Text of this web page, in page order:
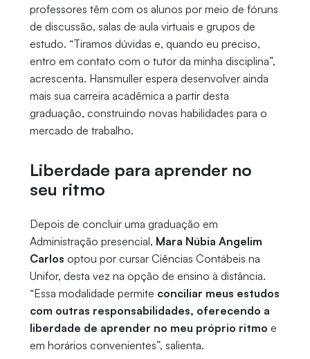
professores têm com os alunos por meio de fóruns
de discussão, salas de aula virtuais e grupos de
estudo. “Tiramos dúvidas e, quando eu preciso,
entro em contato com o tutor da minha disciplina”,
acrescenta. Hansmuller espera desenvolver ainda
mais sua carreira acadêmica a partir desta
graduação, construindo novas habilidades para o
mercado de trabalho.
Liberdade para aprender no
seu ritmo
Depois de concluir uma graduação em
Administração presencial, Mara Núbia Angelim
Carlos optou por cursar Ciências Contábeis na
Unifor, desta vez na opção de ensino à distância.
“Essa modalidade permite conciliar meus estudos
com outras responsabilidades, oferecendo a
liberdade de aprender no meu próprio ritmo e
em horários convenientes”, salienta.